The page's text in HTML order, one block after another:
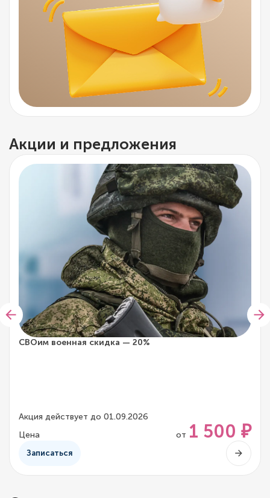
Акции и предложения
СВОим военная скидка — 20%
Акция действует до 01.09.2026
Цена
от 1 500 ₽
Записаться